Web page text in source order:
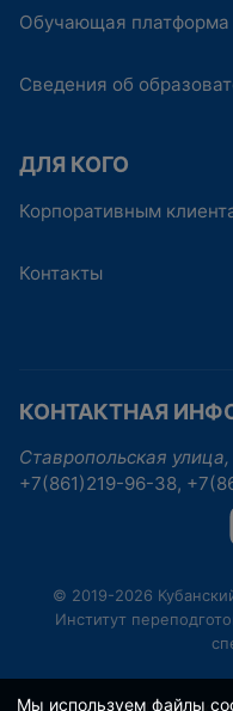
Обучающая платформа
Сведения об
ДЛЯ КОГО
Корпоративным
Контакты
КОНТАКТНАЯ
Ставропольская
+7(861)219-96-38,
© 2019-2026
Институт
Мы используем файлы